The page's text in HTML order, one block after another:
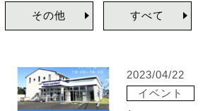
その他 すべて
2023/04/22
イベント